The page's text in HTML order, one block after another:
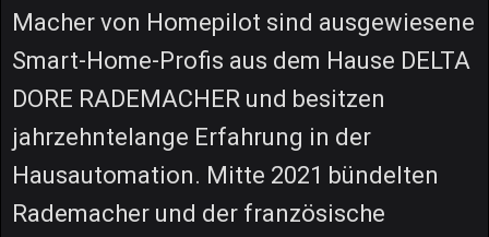
Macher von Homepilot sind ausgewiesene
Smart-Home-Profis aus dem Hause DELTA
DORE RADEMACHER und besitzen
jahrzehntelange Erfahrung in der
Hausautomation. Mitte 2021 bündelten
Rademacher und der französische